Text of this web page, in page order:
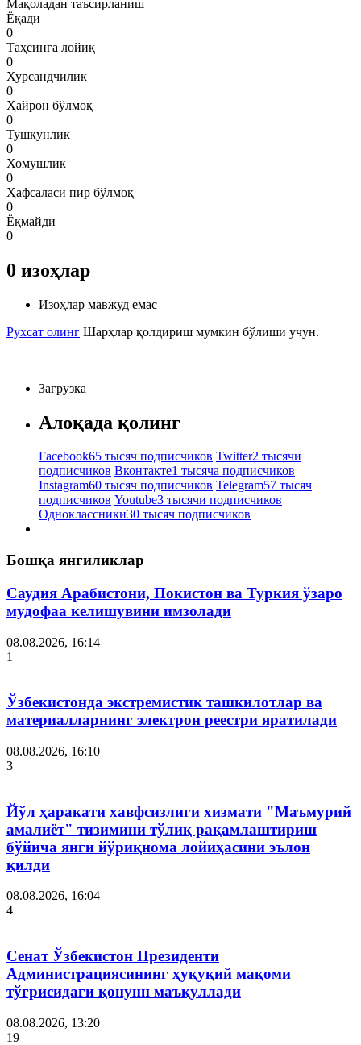
Мақоладан таъсирланиш
Ёқади
0
Таҳсинга лойиқ
0
Хурсандчилик
0
Ҳайрон бўлмоқ
0
Тушкунлик
0
Хомушлик
0
Ҳафсаласи пир бўлмоқ
0
Ёқмайди
0
0 изоҳлар
Изоҳлар мавжуд емас
Рухсат олинг Шарҳлар қолдириш мумкин бўлиши учун.
Загрузка
Алоқада қолинг
Facebook65 тысяч подписчиков Twitter2 тысячи
подписчиков Вконтакте1 тысяча подписчиков
Instagram60 тысяч подписчиков Telegram57 тысяч
подписчиков Youtube3 тысячи подписчиков
Одноклассники30 тысяч подписчиков
Бошқа янгиликлар
Саудия Арабистони, Покистон ва Туркия ўзаро
мудофаа келишувини имзолади
08.08.2026, 16:14
1
Ўзбекистонда экстремистик ташкилотлар ва
материалларнинг электрон реестри яратилади
08.08.2026, 16:10
3
Йўл ҳаракати хавфсизлиги хизмати "Маъмурий
амалиёт" тизимини тўлиқ рақамлаштириш
бўйича янги йўриқнома лойиҳасини эълон
қилди
08.08.2026, 16:04
4
Сенат Ўзбекистон Президенти
Администрациясининг ҳуқуқий мақоми
тўғрисидаги қонунн маъқуллади
08.08.2026, 13:20
19